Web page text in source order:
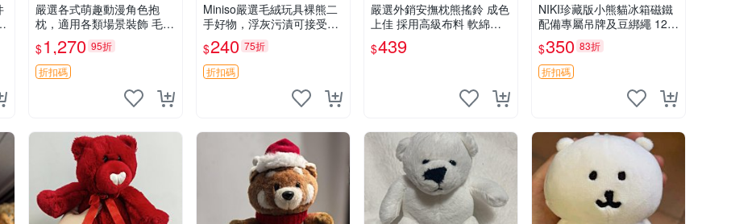
嚴選各式萌趣動漫角色抱
枕，適用各類場景裝飾 毛絨
玩具、卡通抱枕、趣味玩偶
$1,270 95折
折扣碼
Miniso嚴選毛絨玩具裸熊二
手好物，浮灰污漬可接受。
請詳閱照片再下單，售出不
退不換。全新品相收藏推
薦。 裸熊 毛絨玩具 收藏
$240 75折
折扣碼
嚴選外銷安撫枕熊搖鈴 成色
上佳 採用高級布料 軟綿適
合收藏 安心選購 安撫枕 熊
玩具 搖鈴
$439
NIKI珍藏版小熊貓冰箱磁鐵
配備專屬吊牌及豆綁繩 12c
m 廢品嚴選 好評推薦 小熊
貓冰箱貼 磁鐵掛件 冰箱飾
品
$350 83折
折扣碼